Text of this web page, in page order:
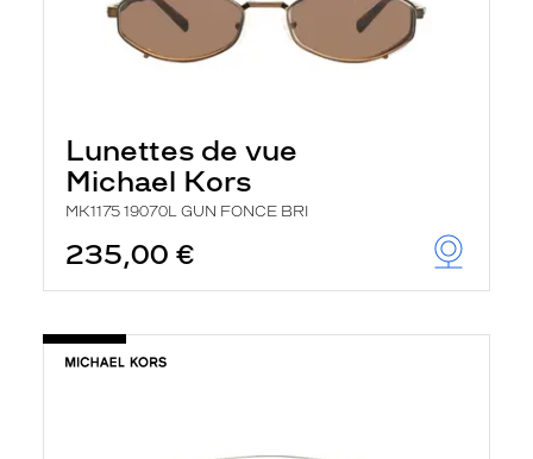
Lunettes de vue
Michael Kors
MK1175 19070L GUN FONCE BRI
235,00 €